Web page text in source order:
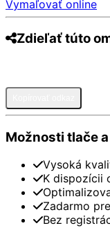
Vymaľovať online
Zdieľať túto
Možnosti tlače
Vysoká
K dispozícii
Zadarmo
Bez